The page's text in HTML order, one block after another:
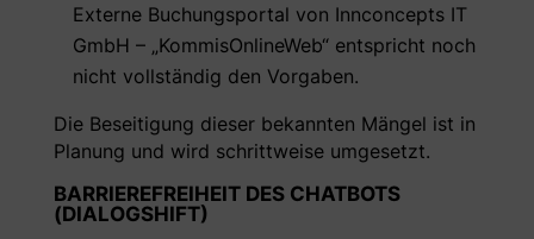
Externe Buchungsportal von Innconcepts IT
GmbH – „KommisOnlineWeb“ entspricht noch
nicht vollständig den Vorgaben.
Die Beseitigung dieser bekannten Mängel ist in
Planung und wird schrittweise umgesetzt.
BARRIEREFREIHEIT DES CHATBOTS
(DIALOGSHIFT)